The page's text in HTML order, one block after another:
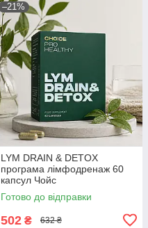
–21%
LYM DRAIN & DETOX
програма лімфодренаж 60
капсул Чойс
Готово до відправки
502 ₴ 632 ₴